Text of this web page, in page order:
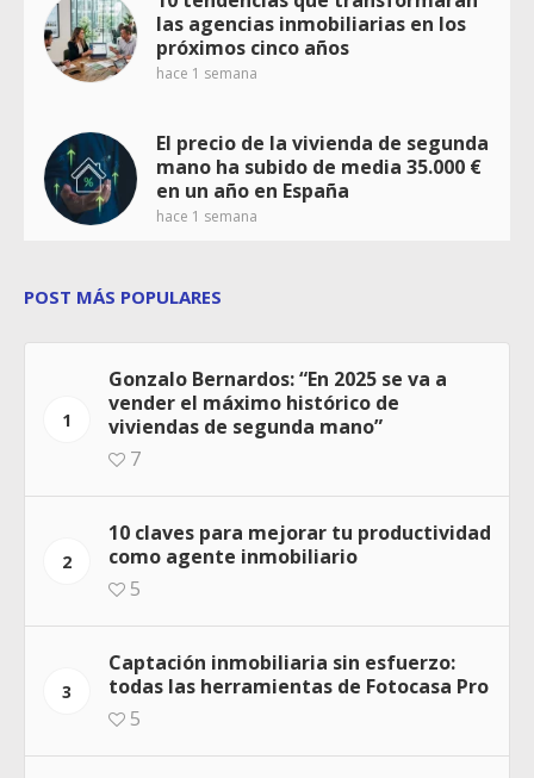
las agencias inmobiliarias en los
próximos cinco años
hace 1 semana
El precio de la vivienda de segunda
mano ha subido de media 35.000 €
en un año en España
hace 1 semana
POST MÁS POPULARES
1
Gonzalo Bernardos: “En 2025 se va a
vender el máximo histórico de
viviendas de segunda mano”
7
2
10 claves para mejorar tu productividad
como agente inmobiliario
5
3
Captación inmobiliaria sin esfuerzo:
todas las herramientas de Fotocasa Pro
5